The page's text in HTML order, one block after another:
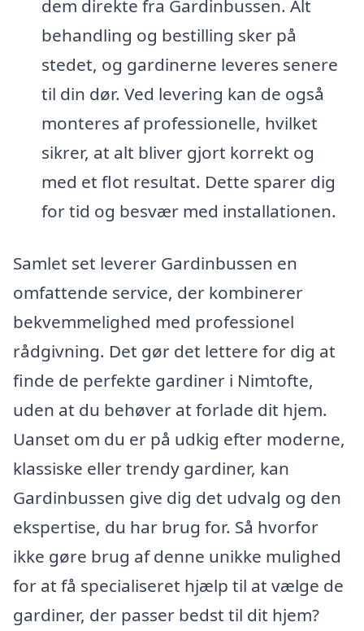
dem direkte fra Gardinbussen. Alt
behandling og bestilling sker på
stedet, og gardinerne leveres senere
til din dør. Ved levering kan de også
monteres af professionelle, hvilket
sikrer, at alt bliver gjort korrekt og
med et flot resultat. Dette sparer dig
for tid og besvær med installationen.
Samlet set leverer Gardinbussen en
omfattende service, der kombinerer
bekvemmelighed med professionel
rådgivning. Det gør det lettere for dig at
finde de perfekte gardiner i Nimtofte,
uden at du behøver at forlade dit hjem.
Uanset om du er på udkig efter moderne,
klassiske eller trendy gardiner, kan
Gardinbussen give dig det udvalg og den
ekspertise, du har brug for. Så hvorfor
ikke gøre brug af denne unikke mulighed
for at få specialiseret hjælp til at vælge de
gardiner, der passer bedst til dit hjem?